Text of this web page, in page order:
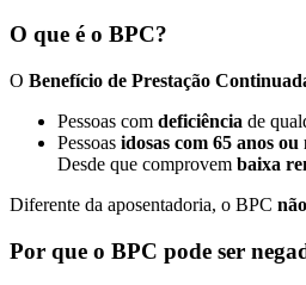
O que é o BPC?
O Benefício de Prestação
Pessoas com deficiência de
Pessoas idosas com 65 anos ou
Desde que comprovem baixa
Diferente da aposentadoria, o BPC
Por que o BPC pode ser